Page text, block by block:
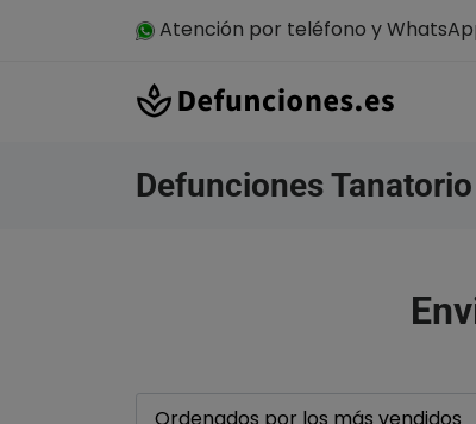
Atención por teléfono y
Defunciones